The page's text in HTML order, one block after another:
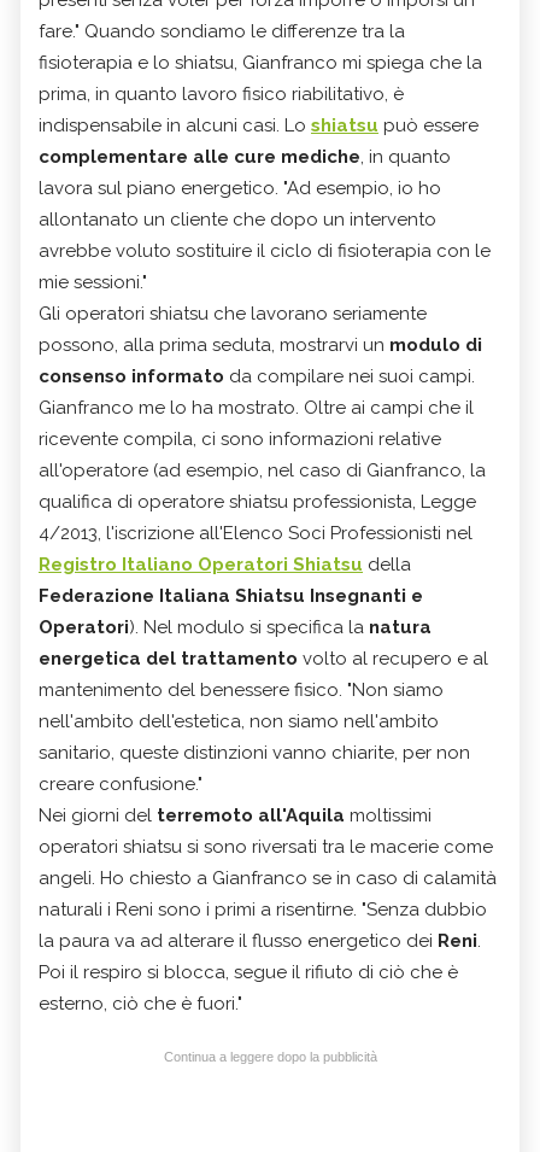
fare." Quando sondiamo le differenze tra la
fisioterapia e lo shiatsu, Gianfranco mi spiega che la
prima, in quanto lavoro fisico riabilitativo, è
indispensabile in alcuni casi. Lo shiatsu può essere
complementare alle cure mediche, in quanto
lavora sul piano energetico. "Ad esempio, io ho
allontanato un cliente che dopo un intervento
avrebbe voluto sostituire il ciclo di fisioterapia con le
mie sessioni."
Gli operatori shiatsu che lavorano seriamente
possono, alla prima seduta, mostrarvi un modulo di
consenso informato da compilare nei suoi campi.
Gianfranco me lo ha mostrato. Oltre ai campi che il
ricevente compila, ci sono informazioni relative
all'operatore (ad esempio, nel caso di Gianfranco, la
qualifica di operatore shiatsu professionista, Legge
4/2013, l'iscrizione all'Elenco Soci Professionisti nel
Registro Italiano Operatori Shiatsu della
Federazione Italiana Shiatsu Insegnanti e
Operatori). Nel modulo si specifica la natura
energetica del trattamento volto al recupero e al
mantenimento del benessere fisico. "Non siamo
nell'ambito dell'estetica, non siamo nell'ambito
sanitario, queste distinzioni vanno chiarite, per non
creare confusione."
Nei giorni del terremoto all'Aquila moltissimi
operatori shiatsu si sono riversati tra le macerie come
angeli. Ho chiesto a Gianfranco se in caso di calamità
naturali i Reni sono i primi a risentirne. "Senza dubbio
la paura va ad alterare il flusso energetico dei Reni.
Poi il respiro si blocca, segue il rifiuto di ciò che è
esterno, ciò che è fuori."
Continua a leggere dopo la pubblicità